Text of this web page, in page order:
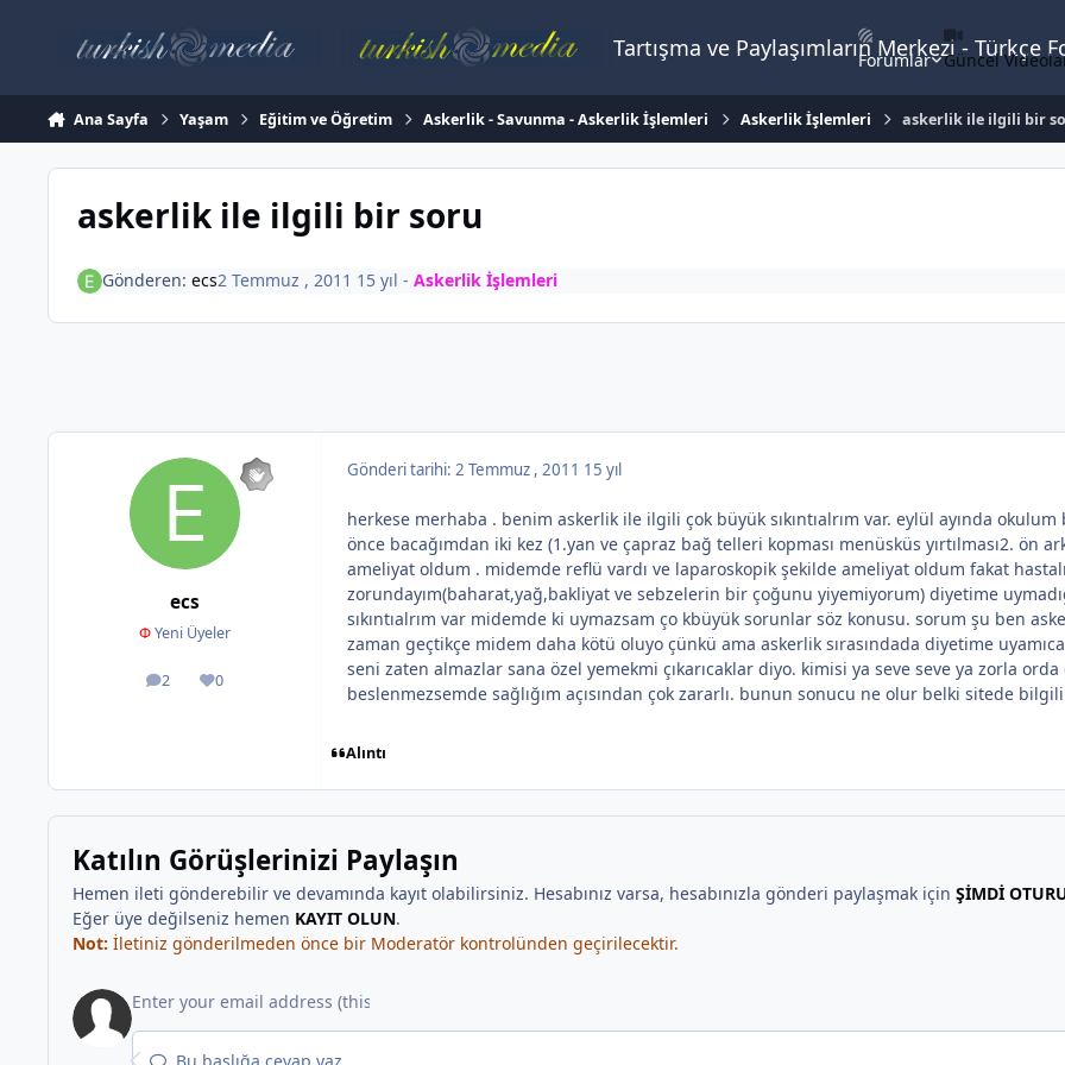
Tartışma ve Paylaşımların Merkezi -
Forumlar Güncel
Ana Sayfa Yaşam Eğitim ve Öğretim Askerlik - Savunma - Askerlik İşlemleri Askerlik İşlemleri askerlik ile ilgili bir
askerlik ile ilgili bir soru
Gönderen: ecs2 Temmuz , 2011 15 yıl - Askerlik İşlemleri
ecs
ΦYeni Üyeler
2
ileti 0
İtibar
Gönderi tarihi: 2 Temmuz , 2011 15 yıl
herkese merhaba . benim askerlik ile ilgili çok büyük sıkıntıalrım var. eylül ayında
önce bacağımdan iki kez (1.yan ve çapraz bağ telleri kopması menüsküs yırtılması2. ön
ameliyat oldum . midemde reflü vardı ve laparoskopik şekilde ameliyat oldum fakat
zorundayım(baharat,yağ,bakliyat ve sebzelerin bir çoğunu yiyemiyorum) diyetime
sıkıntıalrım var midemde ki uymazsam ço kbüyük sorunlar söz konusu. sorum şu ben
zaman geçtikçe midem daha kötü oluyo çünkü ama askerlik sırasındada diyetime
seni zaten almazlar sana özel yemekmi çıkarıcaklar diyo. kimisi ya seve seve ya zorla
beslenmezsemde sağlığım açısından çok zararlı. bunun sonucu ne olur belki sitede
Alıntı
Katılın Görüşlerinizi Paylaşın
Hemen ileti gönderebilir ve devamında kayıt olabilirsiniz. Hesabınız varsa, hesabınızla gönderi paylaşmak için ŞİMDİ
Eğer üye değilseniz hemen KAYIT OLUN.
Not: İletiniz gönderilmeden önce bir Moderatör kontrolünden geçirilecektir.